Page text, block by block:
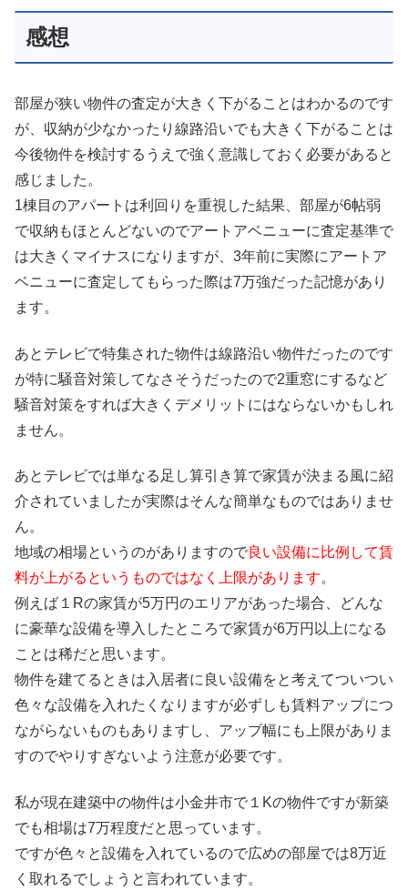
感想
部屋が狭い物件の査定が大きく下がることはわかるのです
が、収納が少なかったり線路沿いでも大きく下がることは
今後物件を検討するうえで強く意識しておく必要があると
感じました。
1棟目のアパートは利回りを重視した結果、部屋が6帖弱
で収納もほとんどないのでアートアベニューに査定基準で
は大きくマイナスになりますが、3年前に実際にアートア
ベニューに査定してもらった際は7万強だった記憶があり
ます。
あとテレビで特集された物件は線路沿い物件だったのです
が特に騒音対策してなさそうだったので2重窓にするなど
騒音対策をすれば大きくデメリットにはならないかもしれ
ません。
あとテレビでは単なる足し算引き算で家賃が決まる風に紹
介されていましたが実際はそんな簡単なものではありませ
ん。
地域の相場というのがありますので良い設備に比例して賃
料が上がるというものではなく上限があります。
例えば１Rの家賃が5万円のエリアがあった場合、どんな
に豪華な設備を導入したところで家賃が6万円以上になる
ことは稀だと思います。
物件を建てるときは入居者に良い設備をと考えてついつい
色々な設備を入れたくなりますが必ずしも賃料アップにつ
ながらないものもありますし、アップ幅にも上限がありま
すのでやりすぎないよう注意が必要です。
私が現在建築中の物件は小金井市で１Kの物件ですが新築
でも相場は7万程度だと思っています。
ですが色々と設備を入れているので広めの部屋では8万近
く取れるでしょうと言われています。